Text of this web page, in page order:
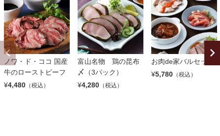
ノワ・ド・ココ 国産
牛のローストビーフ
¥4,480 （税込）
富山名物 鶏の昆布
〆（3パック）
¥4,280 （税込）
お肉de家バルセット
¥5,780 （税込）